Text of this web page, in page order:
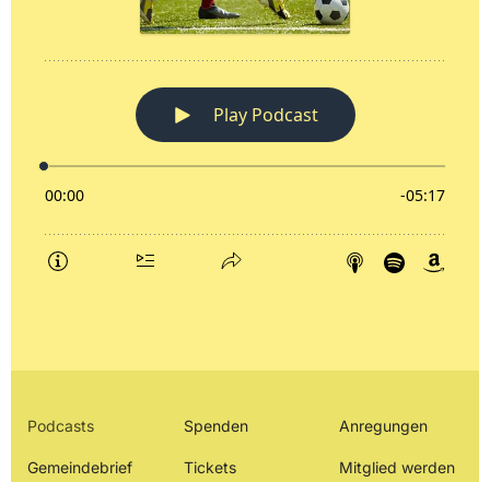
Podcasts
Gemeindebrief
Spenden
Tickets
Anregungen
Mitglied werden